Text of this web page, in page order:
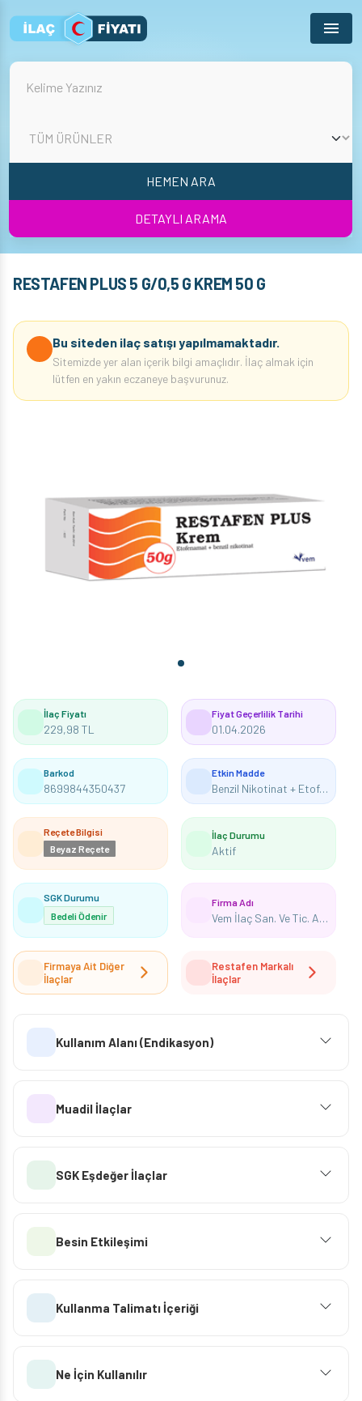
Menu
HEMEN ARA
DETAYLI ARAMA
RESTAFEN PLUS 5 G/0,5 G KREM 50 G
Bu siteden ilaç satışı yapılmamaktadır.
Sitemizde yer alan içerik bilgi amaçlıdır. İlaç almak için
lütfen en yakın eczaneye başvurunuz.
İlaç Fiyatı
229,98 TL
Fiyat Geçerlilik Tarihi
01.04.2026
Barkod
8699844350437
Etkin Madde
Benzil Nikotinat + Etofenamat
Reçete Bilgisi
Beyaz Reçete
İlaç Durumu
Aktif
SGK Durumu
Bedeli Ödenir
Firma Adı
Vem İlaç San. Ve Tic. Anonim Şirketi
Firmaya Ait Diğer
İlaçlar
Restafen Markalı
İlaçlar
Kullanım Alanı (Endikasyon)
Muadil İlaçlar
SGK Eşdeğer İlaçlar
Besin Etkileşimi
Kullanma Talimatı İçeriği
Ne İçin Kullanılır